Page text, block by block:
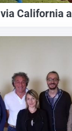
California